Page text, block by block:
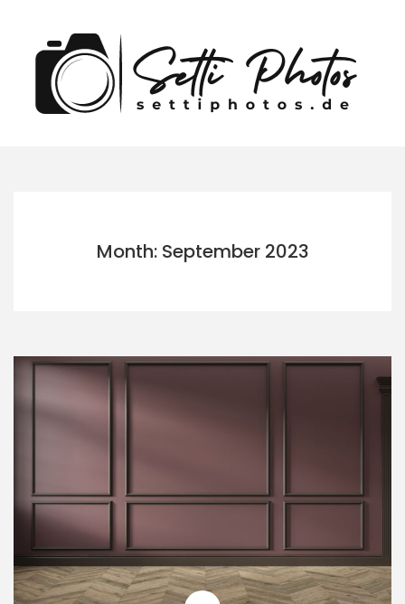
content
Month: September 2023